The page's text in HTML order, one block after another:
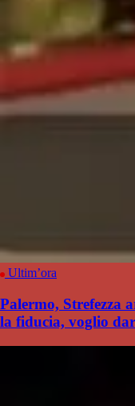
Ultim’ora
Palermo, Strefezza
la fiducia, voglio